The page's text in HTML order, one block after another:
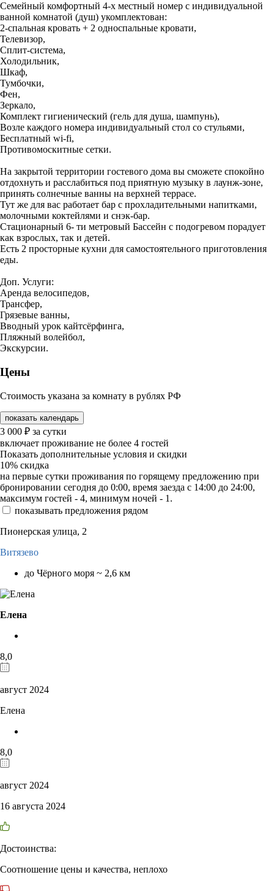
Семейный комфортный 4-х местный номер с индивидуальной
ванной комнатой (душ) укомплектован:
2-спальная кровать + 2 односпальные кровати,
Телевизор,
Сплит-система,
Холодильник,
Шкаф,
Тумбочки,
Фен,
Зеркало,
Комплект гигиенический (гель для душа, шампунь),
Возле каждого номера индивидуальный стол со стульями,
Бесплатный wi-fi,
Противомоскитные сетки.
На закрытой территории гостевого дома вы сможете спокойно
отдохнуть и расслабиться под приятную музыку в лаунж-зоне,
принять солнечные ванны на верхней террасе.
Тут же для вас работает бар с прохладительными напитками,
молочными коктейлями и снэк-бар.
Стационарный 6- ти метровый Бассейн с подогревом порадует
как взрослых, так и детей.
Есть 2 просторные кухни для самостоятельного приготовления
еды.
Доп. Услуги:
Аренда велосипедов,
Трансфер,
Грязевые ванны,
Вводный урок кайтсёрфинга,
Пляжный волейбол,
Экскурсии.
Цены
Стоимость указана за комнату в рублях РФ
показать календарь
3 000 ₽ за сутки
включает проживание не более 4 гостей
Показать дополнительные условия и скидки
10% скидка
на первые сутки проживания по горящему предложению при
бронировании сегодня до 0:00, время заезда с 14:00 до 24:00,
максимум гостей - 4, минимум ночей - 1.
показывать предложения рядом
Пионерская улица, 2
Витязево
до Чёрного моря ~ 2,6 км
Елена
8,0
август 2024
Елена
8,0
август 2024
16 августа 2024
Достоинства:
Соотношение цены и качества, неплохо